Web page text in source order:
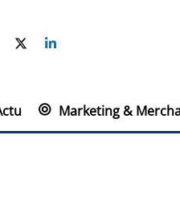
TikTokTwitter
Marketing &